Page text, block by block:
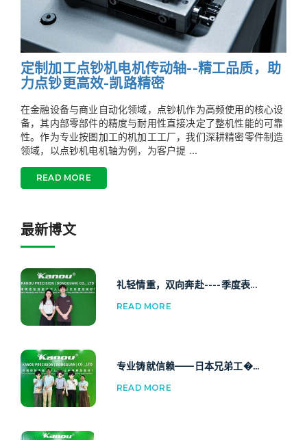
定制加工点钞机电机传动轴--精工品质，助
力点钞更高效-凯路精密
在金融设备与商业自动化领域，点钞机作为高频使用的核心设
备，其内部零部件的精度与耐用性直接决定了整机性能的可靠
性。作为专业按图加工的机加工工厂，我们深耕精密零件制造
领域，以点钞机电机轴为例，为客户提 ...
READ MORE
最新博文
礼轻情重，双向奔赴----季度表...
READ MORE
专业铸就信赖——日本兄弟工�...
READ MORE